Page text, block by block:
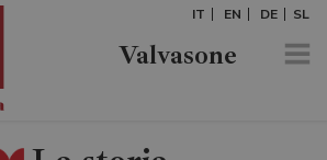
IT EN DE SL
Valvasone